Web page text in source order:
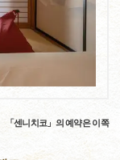
「센니치코」의 예약은 이쪽